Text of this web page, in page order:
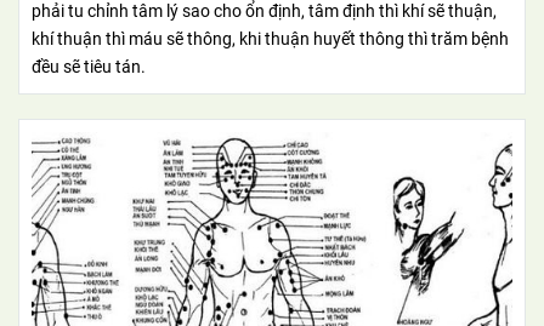
phải tu chỉnh tâm lý sao cho ổn định, tâm định thì khí sẽ thuận,
khí thuận thì máu sẽ thông, khi thuận huyết thông thì trăm bệnh
đều sẽ tiêu tán.